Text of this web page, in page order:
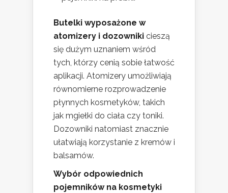
Butelki wyposażone w
atomizery i dozowniki cieszą
się dużym uznaniem wśród
tych, którzy cenią sobie łatwość
aplikacji. Atomizery umożliwiają
równomierne rozprowadzenie
płynnych kosmetyków, takich
jak mgiełki do ciała czy toniki.
Dozowniki natomiast znacznie
ułatwiają korzystanie z kremów i
balsamów.
Wybór odpowiednich
pojemników na kosmetyki